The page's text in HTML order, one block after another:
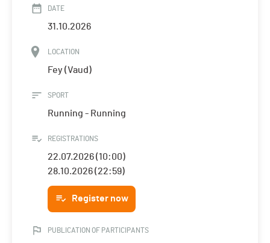
DATE
31.10.2026
LOCATION
Fey (Vaud)
SPORT
Running - Running
REGISTRATIONS
22.07.2026 (10:00)
28.10.2026 (22:59)
Register now
PUBLICATION OF PARTICIPANTS